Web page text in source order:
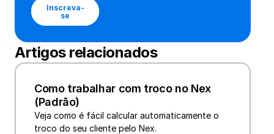
Inscreva-
se
Artigos relacionados
Como trabalhar com troco no Nex
(Padrão)
Veja como é fácil calcular automaticamente o